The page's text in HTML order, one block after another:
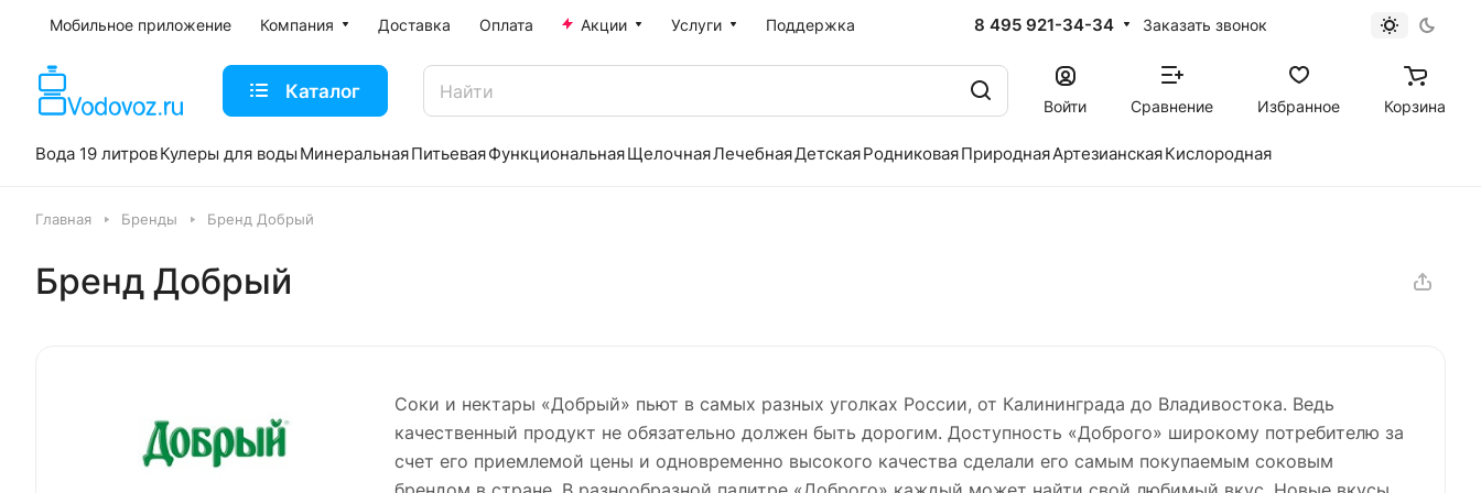
Мобильное приложение Компания Доставка Оплата Акции Услуги Поддержка 8 495 921-34-34 Заказать звонок
Каталог
Войти Сравнение Избранное Корзина
Вода 19 литровКулеры для воды МинеральнаяПитьеваяФункциональнаяЩелочнаяЛечебнаяДетскаяРодниковаяПрироднаяАртезианскаяКислородная
Главная Бренды Бренд Добрый
Бренд Добрый
Соки и нектары «Добрый» пьют в самых разных уголках России, от Калининграда до Владивостока. Ведь
качественный продукт не обязательно должен быть дорогим. Доступность «Доброго» широкому потребителю за
счет его приемлемой цены и одновременно высокого качества сделали его самым покупаемым соковым